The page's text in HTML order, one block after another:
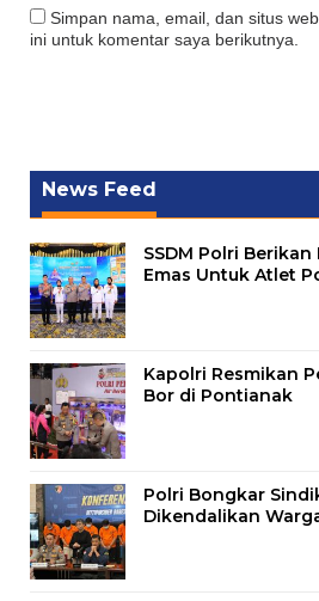
Simpan nama, email, dan situs
ini untuk komentar saya berikutnya.
News Feed
SSDM Polri
Emas Untuk Atlet
Kapolri Resmikan
Bor di Pontianak
Polri Bongkar
Dikendalikan